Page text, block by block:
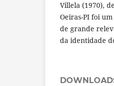
Villela (1970),
Oeiras-PI foi
de grande
da identidade